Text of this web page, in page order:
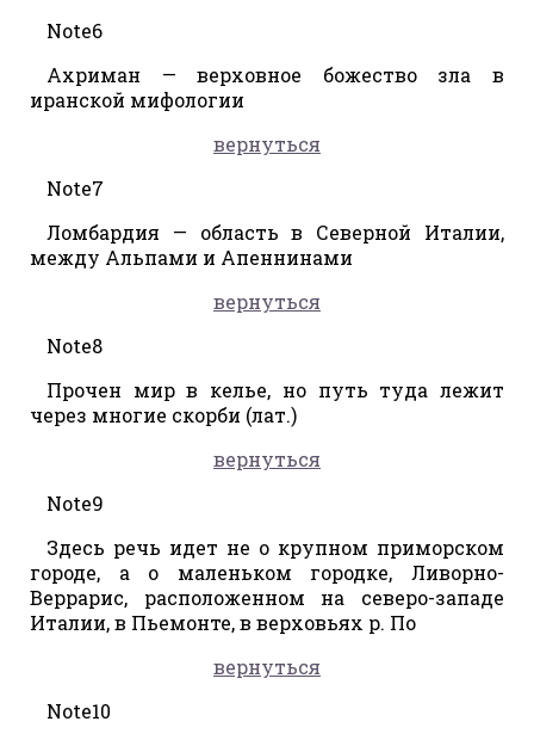
Note6
Ахриман — верховное божество зла в
иранской мифологии
вернуться
Note7
Ломбардия — область в Северной Италии,
между Альпами и Апеннинами
вернуться
Note8
Прочен мир в келье, но путь туда лежит
через многие скорби (лат.)
вернуться
Note9
Здесь речь идет не о крупном приморском
городе, а о маленьком городке, Ливорно-
Веррарис, расположенном на северо-западе
Италии, в Пьемонте, в верховьях р. По
вернуться
Note10